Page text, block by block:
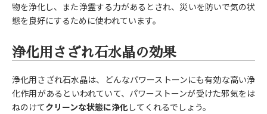
物を浄化し、また浄霊する力があるとされ、災いを防いで気の状
態を良好にするために使われています。
浄化用さざれ石水晶の効果
浄化用さざれ石水晶は、どんなパワーストーンにも有効な高い浄
化作用があるといわれていて、パワーストーンが受けた邪気をは
ねのけてクリーンな状態に浄化してくれるでしょう。